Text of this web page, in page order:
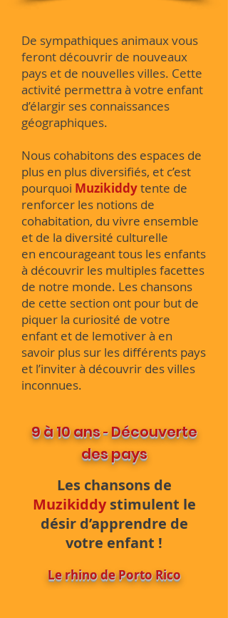
De sympathiques animaux vous
feront découvrir de nouveaux
pays et de nouvelles villes. Cette
activité permettra à votre enfant
d’élargir ses connaissances
géographiques.
Nous cohabitons des espaces de
plus en plus diversifiés, et c’est
pourquoi Muzikiddytente de
renforcer les notions de
cohabitation, du vivre ensemble
et de la diversité culturelle
en encourageant tous les enfants
à découvrir les multiples facettes
de notre monde. Les chansons
de cette section ont pour but de
piquer la curiosité de votre
enfant et de lemotiver à en
savoir plus sur les différents pays
et l’inviter à découvrir des villes
inconnues.
Les chansons de
Muzikiddystimulent le
désir d’apprendre de
votre enfant !
Le rhino de Porto Rico
9 à 10 ans-Découverte
des pays